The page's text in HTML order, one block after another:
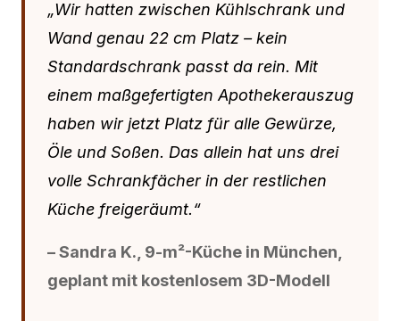
„Wir hatten zwischen Kühlschrank und
Wand genau 22 cm Platz – kein
Standardschrank passt da rein. Mit
einem maßgefertigten Apothekerauszug
haben wir jetzt Platz für alle Gewürze,
Öle und Soßen. Das allein hat uns drei
volle Schrankfächer in der restlichen
Küche freigeräumt.“
– Sandra K., 9-m²-Küche in München,
geplant mit kostenlosem 3D-Modell